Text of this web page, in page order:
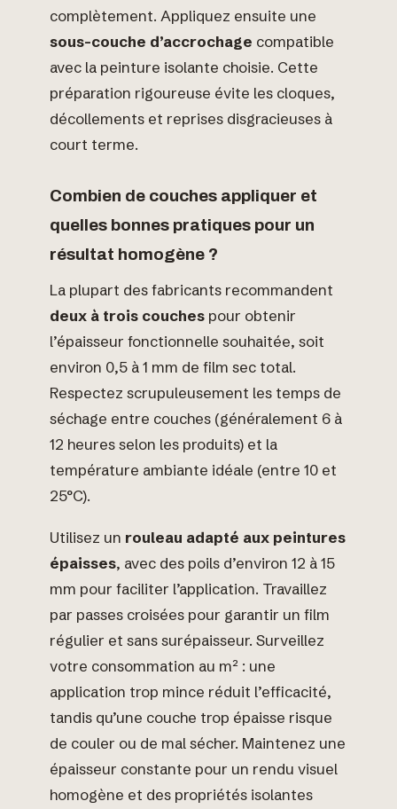
complètement. Appliquez ensuite une
sous-couche d’accrochage compatible
avec la peinture isolante choisie. Cette
préparation rigoureuse évite les cloques,
décollements et reprises disgracieuses à
court terme.
Combien de couches appliquer et
quelles bonnes pratiques pour un
résultat homogène ?
La plupart des fabricants recommandent
deux à trois couches pour obtenir
l’épaisseur fonctionnelle souhaitée, soit
environ 0,5 à 1 mm de film sec total.
Respectez scrupuleusement les temps de
séchage entre couches (généralement 6 à
12 heures selon les produits) et la
température ambiante idéale (entre 10 et
25°C).
Utilisez un rouleau adapté aux peintures
épaisses, avec des poils d’environ 12 à 15
mm pour faciliter l’application. Travaillez
par passes croisées pour garantir un film
régulier et sans surépaisseur. Surveillez
votre consommation au m² : une
application trop mince réduit l’efficacité,
tandis qu’une couche trop épaisse risque
de couler ou de mal sécher. Maintenez une
épaisseur constante pour un rendu visuel
homogène et des propriétés isolantes